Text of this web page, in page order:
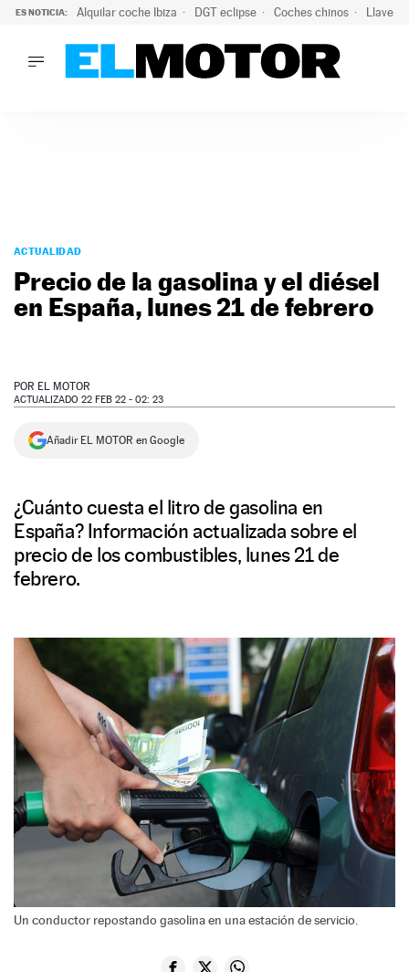
ES NOTICIA: Alquilar coche Ibiza DGT eclipse Coches chinos Llaves
PODCAST
MOTOS
TECNOLOGÍA
SERVICIOS
NEWSLETTER
ACTUALIDAD
Precio de la gasolina y el diésel
en España, lunes 21 de febrero
POR EL MOTOR
ACTUALIZADO 22 FEB 22 - 02: 23
Añadir EL MOTOR en Google
¿Cuánto cuesta el litro de gasolina en
España? Información actualizada sobre el
precio de los combustibles, lunes 21 de
febrero.
Un conductor repostando gasolina en una estación de servicio.